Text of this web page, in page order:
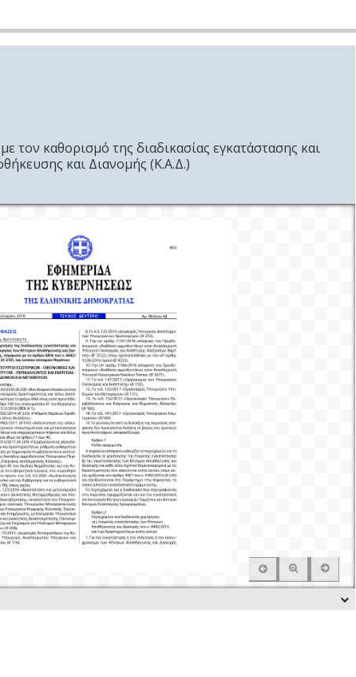
τον καθορισμό της διαδικασίας εγκατάστασης και
και Διανομής (Κ.Α.Δ.)